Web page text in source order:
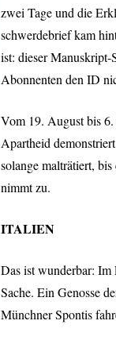
zwei Tage und die
schwerdebrief kam
ist: dieser
Abonnenten den ID
Vom 19. August bis 6.
Apartheid
solange malträtiert,
nimmt zu.
ITALIEN
Das ist wunderbar: Im
Sache. Ein Genosse
Münchner Spontis